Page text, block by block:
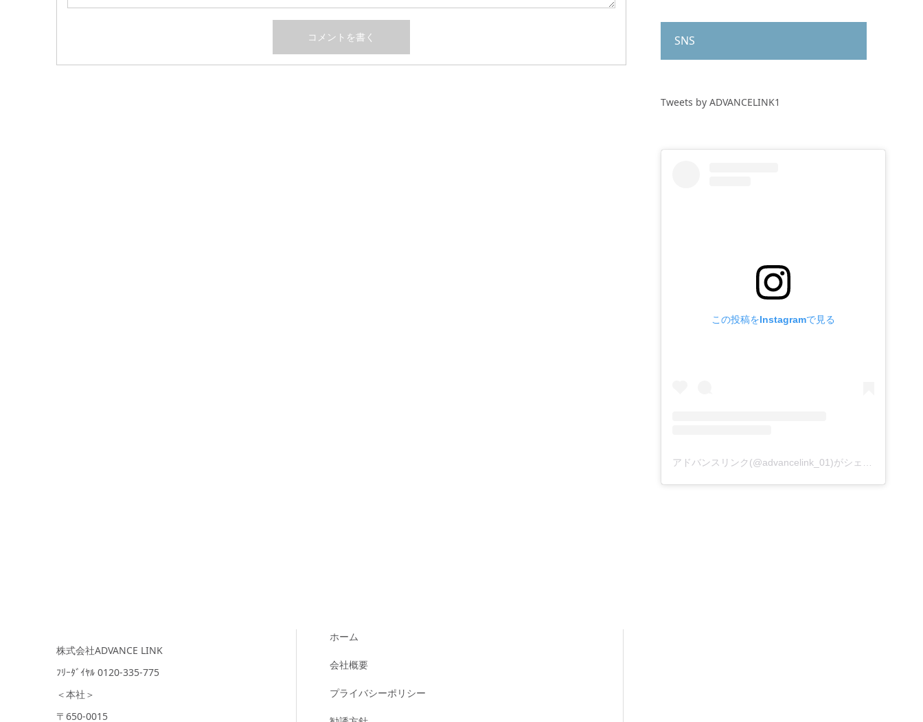
SNS
Tweets by ADVANCELINK1
この投稿をInstagramで見る
株式会社ADVANCE LINK
ﾌﾘｰﾀﾞｲﾔﾙ 0120-335-775
＜本社＞
〒650-0015
ホーム
会社概要
プライバシーポリシー